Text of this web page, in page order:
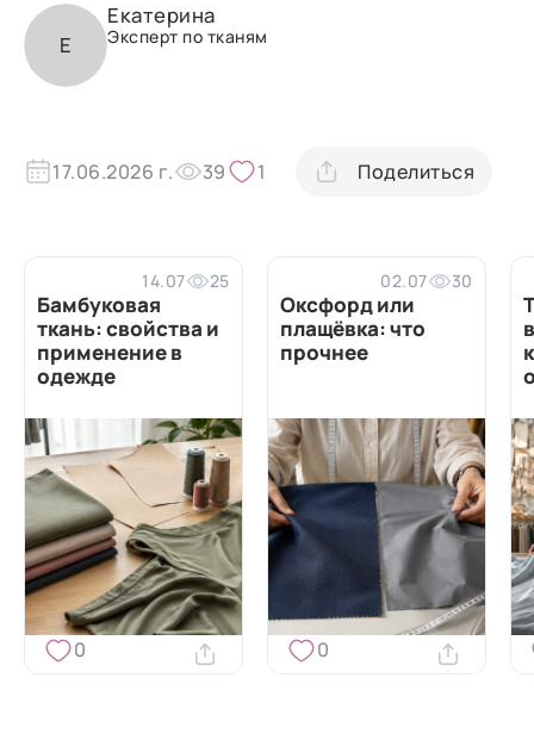
Е
Екатерина
Эксперт по тканям
17.06.2026 г. 39 1 Поделиться
14.07 25
Бамбуковая
ткань: свойства и
применение в
одежде
0
02.07 30
Оксфорд или
плащёвка: что
прочнее
0